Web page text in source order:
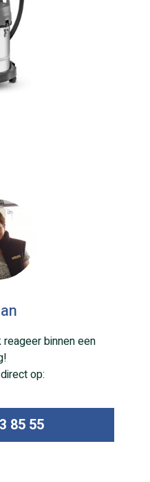
reageer binnen een
op:
85 55